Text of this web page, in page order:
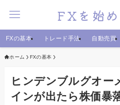
FXを始め
FXの基本 トレード手法 自動売買
ホーム FXの基本
ヒンデンブルグオー
インが出たら株価暴